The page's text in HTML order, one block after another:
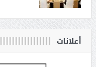
أعلانات